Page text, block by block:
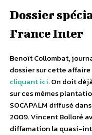
Dossier
France Inter
Benoît Collombat,
dossier sur cette
cliquant ici. On doit
sur ces mêmes
SOCAPALM diffusé
2009. Vincent Bolloré
diffamation la quasi-